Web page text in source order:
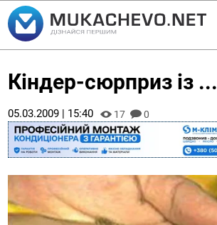
Кіндер-сюрприз із ...
05.03.2009 | 15:40 17 0